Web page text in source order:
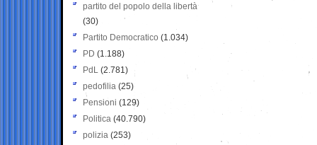
partito del popolo della libertà
(30)
Partito Democratico (1.034)
PD (1.188)
PdL (2.781)
pedofilia (25)
Pensioni (129)
Politica (40.790)
polizia (253)